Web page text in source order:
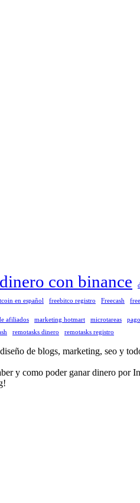
dinero con binance
en español freebitco registro Freecash
afiliados marketing hotmart microtareas
remotasks dinero remotasks registro
de blogs, marketing, seo y
y como poder ganar dinero por